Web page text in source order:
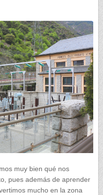
muy bien qué nos
pues además de aprender
mucho en la zona